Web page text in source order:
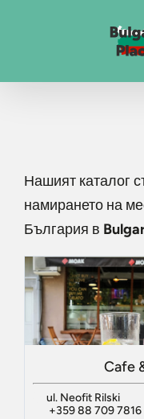
Нашият каталог
намирането на
България в
Cafe
ul. Neofit Rilski
+359 88 709 7816